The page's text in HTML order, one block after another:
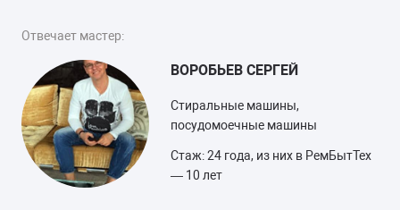
Отвечает мастер:
ВОРОБЬЕВ СЕРГЕЙ
Стиральные машины,
посудомоечные машины
Стаж: 24 года, из них в РемБытТех
— 10 лет